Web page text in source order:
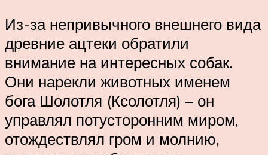
Из-за непривычного внешнего вида
древние ацтеки обратили
внимание на интересных собак.
Они нарекли животных именем
бога Шолотля (Ксолотля) – он
управлял потусторонним миром,
отождествлял гром и молнию,